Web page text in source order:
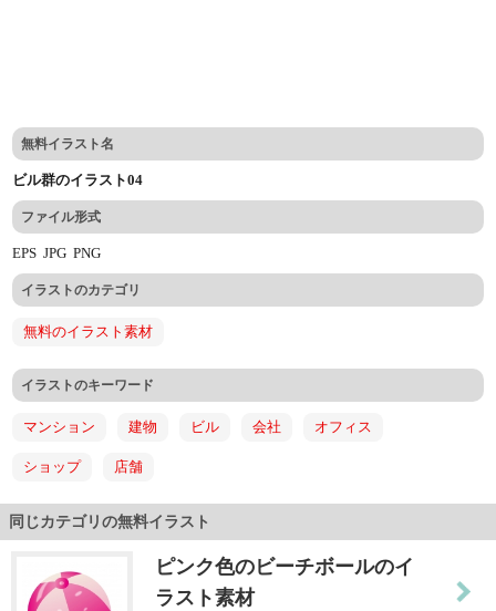
無料イラスト名
ビル群のイラスト04
ファイル形式
EPSJPGPNG
イラストのカテゴリ
無料のイラスト素材
イラストのキーワード
マンション 建物 ビル 会社 オフィス
ショップ 店舗
同じカテゴリの無料イラスト
ピンク色のビーチボールのイ
ラスト素材